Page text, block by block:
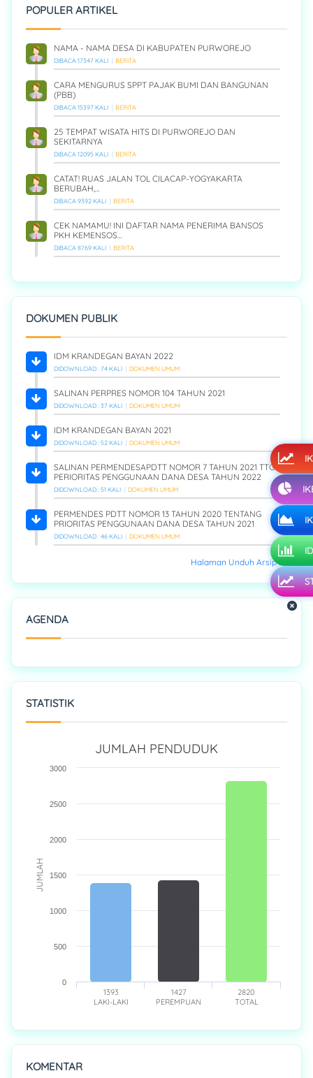
POPULER ARTIKEL
NAMA - NAMA DESA DI KABUPATEN PURWOREJO
DIBACA 17347 KALI BERITA
CARA MENGURUS SPPT PAJAK BUMI DAN BANGUNAN
(PBB)
DIBACA 15397 KALI BERITA
25 TEMPAT WISATA HITS DI PURWOREJO DAN
SEKITARNYA
DIBACA 12095 KALI BERITA
CATAT! RUAS JALAN TOL CILACAP-YOGYAKARTA
BERUBAH,…
DIBACA 9392 KALI BERITA
CEK NAMAMU! INI DAFTAR NAMA PENERIMA BANSOS
PKH KEMENSOS…
DIBACA 8769 KALI BERITA
DOKUMEN PUBLIK
IDM KRANDEGAN BAYAN 2022
DIDOWNLOAD : 74 KALI DOKUMEN UMUM
SALINAN PERPRES NOMOR 104 TAHUN 2021
DIDOWNLOAD : 37 KALI DOKUMEN UMUM
IDM KRANDEGAN BAYAN 2021
DIDOWNLOAD : 52 KALI DOKUMEN UMUM
SALINAN PERMENDESAPDTT NOMOR 7 TAHUN 2021 TTG
PERIORITAS PENGGUNAAN DANA DESA TAHUN 2022
DIDOWNLOAD : 51 KALI DOKUMEN UMUM
PERMENDES PDTT NOMOR 13 TAHUN 2020 TENTANG
PRIORITAS PENGGUNAAN DANA DESA TAHUN 2021
DIDOWNLOAD : 46 KALI DOKUMEN UMUM
Halaman Unduh Arsip >>
AGENDA
STATISTIK
JUMLAH
JUMLAH PENDUDUK
1393
LAKI-LAKI
1427
PEREMPUAN
2820
TOTAL
0
500
1000
1500
2000
2500
3000
KOMENTAR